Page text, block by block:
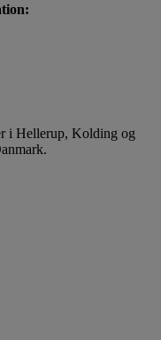
i Hellerup, Kolding og